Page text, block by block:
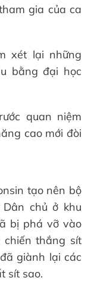
gia của ca
xét lại những
bằng đại học
quan niệm
cao mới đòi
tạo nên bộ
chủ ở khu
bị phá vỡ vào
chiến thắng sít
giành lại các
sít sao.